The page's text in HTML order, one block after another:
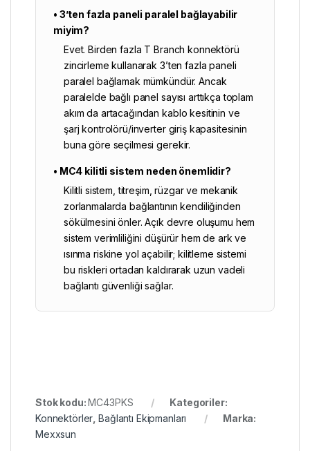
• 3’ten fazla paneli paralel bağlayabilir
miyim?
Evet. Birden fazla T Branch konnektörü
zincirleme kullanarak 3’ten fazla paneli
paralel bağlamak mümkündür. Ancak
paralelde bağlı panel sayısı arttıkça toplam
akım da artacağından kablo kesitinin ve
şarj kontrolörü/inverter giriş kapasitesinin
buna göre seçilmesi gerekir.
• MC4 kilitli sistem neden önemlidir?
Kilitli sistem, titreşim, rüzgar ve mekanik
zorlanmalarda bağlantının kendiliğinden
sökülmesini önler. Açık devre oluşumu hem
sistem verimliliğini düşürür hem de ark ve
ısınma riskine yol açabilir; kilitleme sistemi
bu riskleri ortadan kaldırarak uzun vadeli
bağlantı güvenliği sağlar.
Stok kodu:MC43PKS
Kategoriler:
Konnektörler ,Bağlantı Ekipmanları
Marka:
Mexxsun